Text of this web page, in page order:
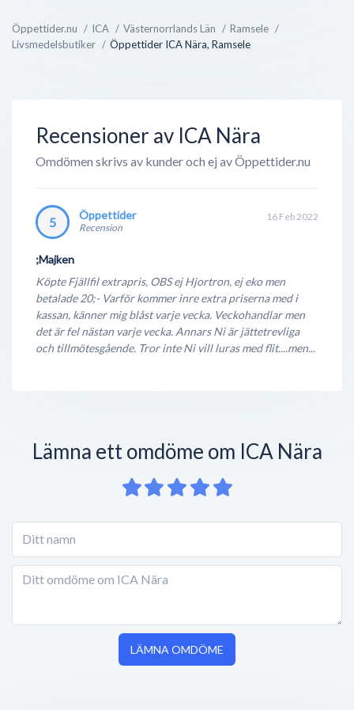
Öppettider.nu ICA Västernorrlands Län
Ramsele
Livsmedelsbutiker
Öppettider ICA Nära, Ramsele
handlarägda grossistföretag bildades
Recensioner av ICA Nära
Omdömen skrivs av kunder och ej av Öppettider.nu
5 Öppettider
Recension
;Majken
16 Feb 2022
Köpte Fjällfil extrapris, OBS ej Hjortron, ej eko men
betalade 20;- Varför kommer inre extra priserna med i
kassan, känner mig blåst varje vecka. Veckohandlar men
det är fel nästan varje vecka. Annars Ni är jättetrevliga
och tillmötesgående. Tror inte Ni vill luras med flit....men...
Lämna ett omdöme om ICA Nära
LÄMNA OMDÖME